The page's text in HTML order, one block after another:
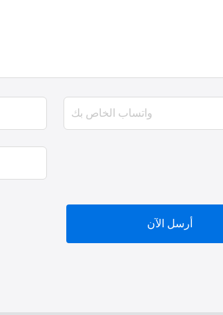
أرسل الآن